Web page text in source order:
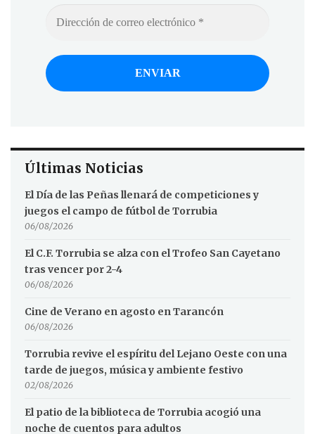
Últimas Noticias
El Día de las Peñas llenará de competiciones y
juegos el campo de fútbol de Torrubia
06/08/2026
El C.F. Torrubia se alza con el Trofeo San Cayetano
tras vencer por 2-4
06/08/2026
Cine de Verano en agosto en Tarancón
06/08/2026
Torrubia revive el espíritu del Lejano Oeste con una
tarde de juegos, música y ambiente festivo
02/08/2026
El patio de la biblioteca de Torrubia acogió una
noche de cuentos para adultos